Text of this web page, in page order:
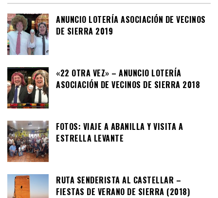
ANUNCIO LOTERÍA ASOCIACIÓN DE VECINOS
DE SIERRA 2019
«22 OTRA VEZ» – ANUNCIO LOTERÍA
ASOCIACIÓN DE VECINOS DE SIERRA 2018
FOTOS: VIAJE A ABANILLA Y VISITA A
ESTRELLA LEVANTE
RUTA SENDERISTA AL CASTELLAR –
FIESTAS DE VERANO DE SIERRA (2018)